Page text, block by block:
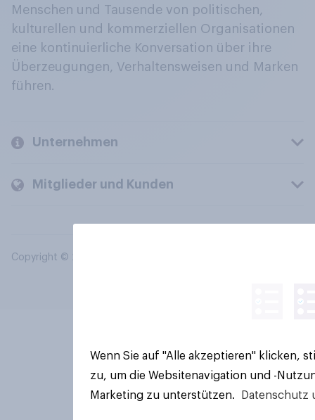
Menschen und Tausende von politischen,
kulturellen und kommerziellen Organisationen
eine kontinuierliche Konversation über ihre
Überzeugungen, Verhaltensweisen und Marken
führen.
Unternehmen
Mitglieder und Kunden
Copyright © 2026 YouGov PLC. Alle Rechte vorbehalten.
Wenn Sie auf "Alle akzeptieren" klicken,
zu, um die Websitenavigation und -
Marketing zu unterstützen.
Datenschutz